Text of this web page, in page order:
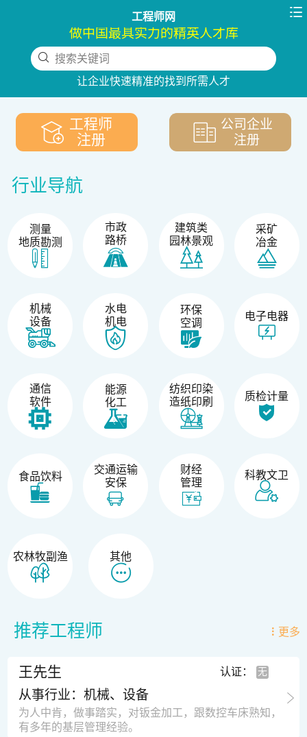
工程师网 
做中国最具实力的精英人才库
搜索关键词
让企业快速精准的找到所需人才
下拉刷新
工程师
注册
公司企业
注册
行业导航
测量
地质勘测
市政
路桥
建筑类
园林景观
采矿
冶金
机械
设备
水电
机电
环保
空调
电子电器
通信
软件
能源
化工
纺织印染
造纸印刷
质检计量
食品饮料
交通运输
安保
财经
管理
科教文卫
农林牧副渔 其他
推荐工程师 更多
王先生 认证：
从事行业：机械、设备
为人中肯，做事踏实，对钣金加工，跟数控车床熟知，
有多年的基层管理经验。